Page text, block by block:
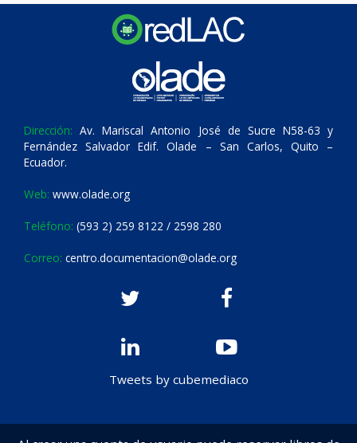
Dirección: Av. Mariscal Antonio José de Sucre N58-63 y
Fernández Salvador Edif. Olade – San Carlos, Quito –
Ecuador.
Web: www.olade.org
Teléfono: (593 2) 259 8122 / 2598 280
Correo: centro.documentacion@olade.org
Tweets by cubemediaco